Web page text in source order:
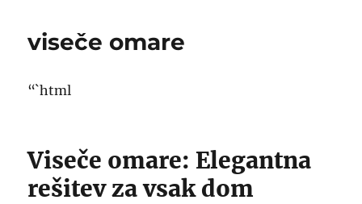
viseče omare
“`html
Viseče omare: Elegantna
rešitev za vsak dom